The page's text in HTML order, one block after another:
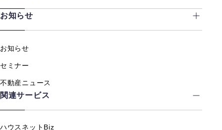
お知らせ
お知らせ
セミナー
不動産ニュース
関連サービス
ハウスネットBiz